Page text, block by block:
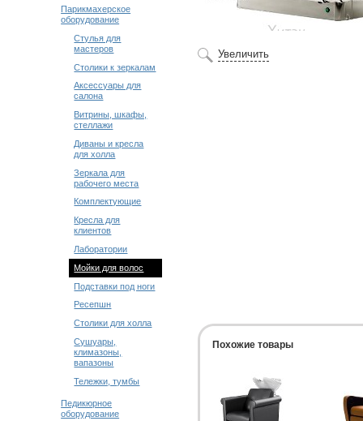
Парикмахерское
оборудование
Стулья для
мастеров
Столики к зеркалам
Аксессуары для
салона
Витрины, шкафы,
стеллажи
Диваны и кресла
для холла
Зеркала для
рабочего места
Комплектующие
Кресла для
клиентов
Лаборатории
Мойки для волос
Подставки под ноги
Ресепшн
Столики для холла
Сушуары,
климазоны,
вапазоны
Тележки, тумбы
Педикюрное
оборудование
Увеличить
Похожие товары